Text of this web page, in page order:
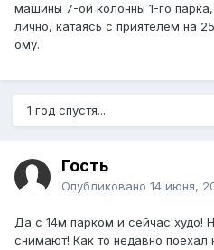
машины 7-ой колонны 1-го
лично, катаясь с приятелем на
ому.
1 год спустя...
Гость
Опубликовано 14 июня,
Да с 14м парком и сейчас худо!
снимают! Как то недавно поехал